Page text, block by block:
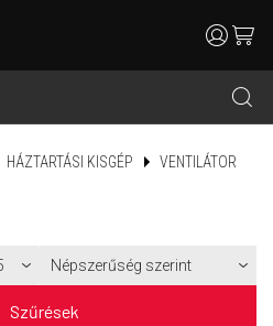
search
usercart
HÁZTARTÁSI KISGÉP VENTILÁTOR
Szűrések